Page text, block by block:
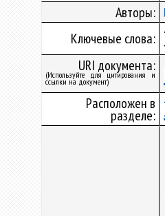
Авторы:
Ключевые слова:
URI документа:
(Используйте для цитирования и
ссылки на документ)
Расположен в
разделе: